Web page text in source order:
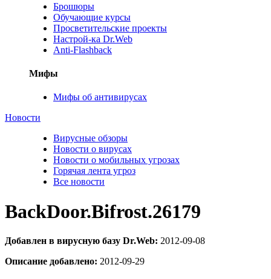
Брошюры
Обучающие курсы
Просветительские проекты
Настрой-ка Dr.Web
Anti-Flashback
Мифы
Мифы об антивирусах
Новости
Вирусные обзоры
Новости о вирусах
Новости о мобильных угрозах
Горячая лента угроз
Все новости
BackDoor.Bifrost.26179
Добавлен в вирусную базу Dr.Web: 2012-09-08
Описание добавлено: 2012-09-29